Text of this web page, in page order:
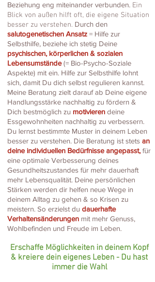
Beziehung eng miteinander verbunden. Ein
Blick von außen hilft oft, die eigene Situation
besser zu verstehen. Durch den
salutogenetischen Ansatz = Hilfe zur
Selbsthilfe, beziehe ich stetig Deine
psychischen, körperlichen & sozialen
Lebensumstände(= Bio-Psycho-Soziale
Aspekte) mit ein. Hilfe zur Selbsthilfe lohnt
sich, damit Du dich selbst regulieren kannst.
Meine Beratung zielt darauf ab Deine eigene
Handlungsstärke nachhaltig zu fördern &
Dich bestmöglich zu motivieren deine
Essgewohnheiten nachhaltig zu verbessern.
Du lernst bestimmte Muster in deinem Leben
besser zu verstehen. Die Beratung ist stets an
deine individuellen Bedürfnisse angepasst,für
eine optimale Verbesserung deines
Gesundheitszustandes für mehr dauerhaft
mehr Lebensqualität. Deine persönlichen
Stärken werden dir helfen neue Wege in
deinem Alltag zu gehen & so Krisen zu
meistern. So erzielst du dauerhafte
Verhaltensänderungen mit mehr Genuss,
Wohlbefinden und Freude im Leben.
Erschaffe Möglichkeiten in deinem Kopf
& kreiere dein eigenes Leben - Du hast
immer die Wahl